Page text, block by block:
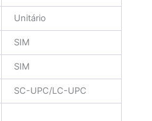
Unitário
SIM
SIM
SC-UPC/LC-UPC